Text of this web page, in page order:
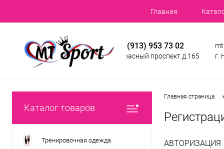
Главная
+7(913) 953 73 02
Красный проспект д.165
г.
Каталог товаров
Тренировочная одежда
Главная страница
АВТОРИЗАЦИЯ